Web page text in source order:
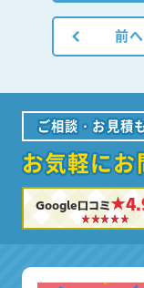
前へ
ご相談・お見積
お気軽に
Google口コミ